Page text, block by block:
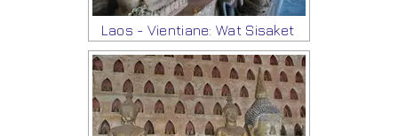
Laos - Vientiane: Wat Sisaket